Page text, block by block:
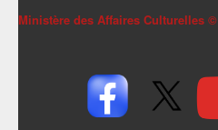
Ministère des Affaires Culturelles ©